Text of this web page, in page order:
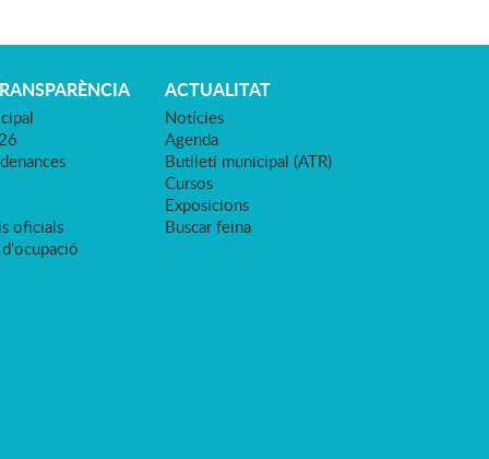
oficials
ACTUALITAT
Notícies
Agenda
Butlletí municipal (ATR)
Cursos
Exposicions
Buscar feina